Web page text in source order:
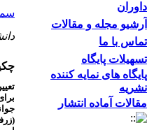
داوران
آرشیو مجله و مقالات
تماس با ما
تسهیلات پایگاه
پایگاه های نمایه کننده
نشریه
مقالات آماده انتشار